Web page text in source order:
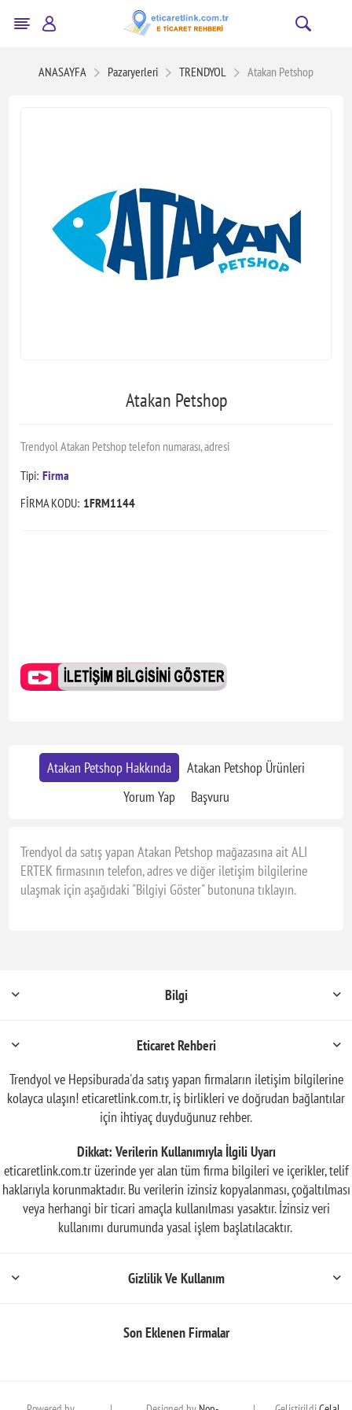
ANASAYFA Pazaryerleri TRENDYOL Atakan Petshop
Atakan Petshop
Trendyol Atakan Petshop telefon numarası, adresi
Tipi: Firma
FİRMA KODU: 1FRM1144
Atakan Petshop Hakkında
Atakan Petshop Ürünleri
Yorum Yap
Başvuru
Trendyol da satış yapan Atakan Petshop mağazasına ait ALI
ERTEK firmasının telefon, adres ve diğer iletişim bilgilerine
ulaşmak için aşağıdaki "Bilgiyi Göster" butonuna tıklayın.
Bilgi
Eticaret Rehberi
Trendyol ve Hepsiburada'da satış yapan firmaların iletişim bilgilerine
kolayca ulaşın! eticaretlink.com.tr, iş birlikleri ve doğrudan bağlantılar
için ihtiyaç duyduğunuz rehber.
Dikkat: Verilerin Kullanımıyla İlgili Uyarı
eticaretlink.com.tr üzerinde yer alan tüm firma bilgileri ve içerikler, telif
haklarıyla korunmaktadır. Bu verilerin izinsiz kopyalanması, çoğaltılması
veya herhangi bir ticari amaçla kullanılması yasaktır. İzinsiz veri
kullanımı durumunda yasal işlem başlatılacaktır.
Gizlilik Ve Kullanım
Son Eklenen Firmalar